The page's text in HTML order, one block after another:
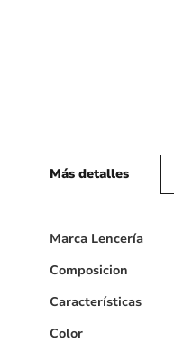
Más detalles
Más
Marca Lencería
Composicion
Características
Color